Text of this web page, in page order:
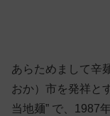
あらためまして辛
おか）市を発祥と
当地麺” で、1987